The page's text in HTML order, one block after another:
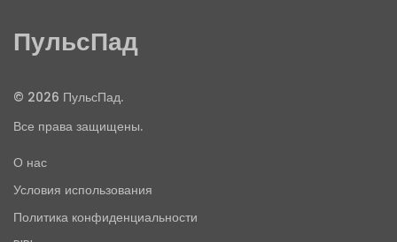
ПульсПад
© 2026 ПульсПад.
Все права защищены.
О нас
Условия использования
Политика конфиденциальности